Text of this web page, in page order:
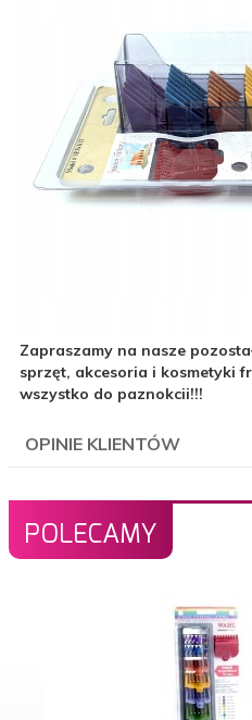
Zapraszamy na nasze
sprzęt, akcesoria i kosmetyki
wszystko do paznokcii!!!
OPINIE KLIENTÓW
POLECAMY